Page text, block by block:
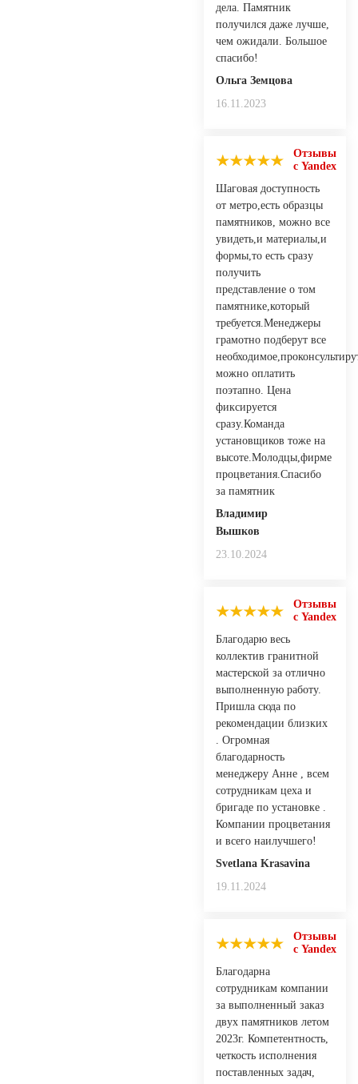
дела. Памятник
получился даже лучше,
чем ожидали. Большое
спасибо!
Ольга Земцова
16.11.2023
Отзывы
с Yandex
Шаговая доступность
от метро,есть образцы
памятников, можно все
увидеть,и материалы,и
формы,то есть сразу
получить
представление о том
памятнике,который
требуется.Менеджеры
грамотно подберут все
можно оплатить
поэтапно. Цена
фиксируется
сразу.Команда
установщиков тоже на
высоте.Молодцы,фирме
процветания.Спасибо
за памятник
Владимир
Вышков
23.10.2024
Отзывы
с Yandex
Благодарю весь
коллектив гранитной
мастерской за отлично
выполненную работу.
Пришла сюда по
рекомендации близких
. Огромная
благодарность
менеджеру Анне , всем
сотрудникам цеха и
бригаде по установке .
Компании процветания
и всего наилучшего!
Svetlana Krasavina
19.11.2024
Отзывы
с Yandex
Благодарна
сотрудникам компании
за выполненный заказ
двух памятников летом
2023г. Компетентность,
четкость исполнения
поставленных задач,